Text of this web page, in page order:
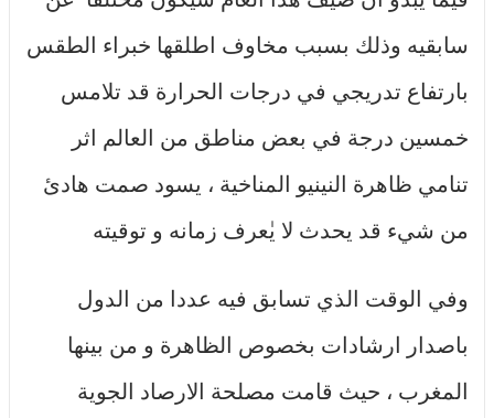
سابقيه وذلك بسبب مخاوف اطلقها خبراء الطقس
بارتفاع تدريجي في درجات الحرارة قد تلامس
خمسين درجة في بعض مناطق من العالم اثر
تنامي ظاهرة النينيو المناخية ، يسود صمت هادئ
من شيء قد يحدث لا يٰعرف زمانه و توقيته
وفي الوقت الذي تسابق فيه عددا من الدول
باصدار ارشادات بخصوص الظاهرة و من بينها
المغرب ، حيث قامت مصلحة الارصاد الجوية